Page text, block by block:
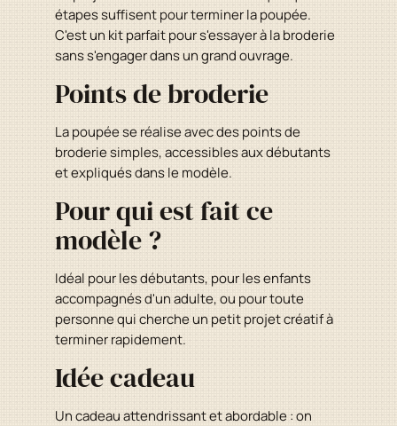
étapes suffisent pour terminer la poupée.
C'est un kit parfait pour s'essayer à la broderie
sans s'engager dans un grand ouvrage.
Points de broderie
La poupée se réalise avec des points de
broderie simples, accessibles aux débutants
et expliqués dans le modèle.
Pour qui est fait ce
modèle ?
Idéal pour les débutants, pour les enfants
accompagnés d'un adulte, ou pour toute
personne qui cherche un petit projet créatif à
terminer rapidement.
Idée cadeau
Un cadeau attendrissant et abordable : on